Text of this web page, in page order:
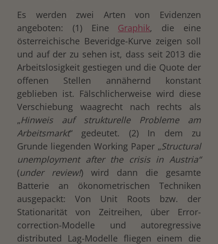
Es werden zwei Arten von Evidenzen
angeboten: (1) Eine Graphik, die eine
österreichische Beveridge-Kurve zeigen soll
und auf der zu sehen ist, dass seit 2013 die
Arbeitslosigkeit gestiegen und die Quote der
offenen Stellen annähernd konstant
geblieben ist. Fälschlicherweise wird diese
Verschiebung waagrecht nach rechts als
„Hinweis auf strukturelle Probleme am
Arbeitsmarkt“ gedeutet. (2) In dem zu
Grunde liegenden Working Paper „Structural
unemployment after the crisis in Austria“
(under review!) wird dann die gesamte
Batterie an ökonometrischen Techniken
ausgepackt: Von Unit Roots bzw. der
Stationarität von Zeitreihen, über Error-
correction-Modelle und autoregressive
distributed Lag-Modelle fliegen einem die